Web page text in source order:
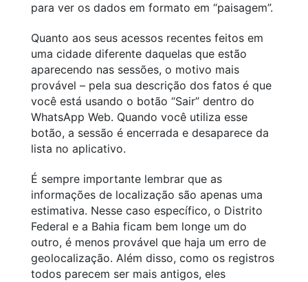
para ver os dados em formato em “paisagem”.
Quanto aos seus acessos recentes feitos em
uma cidade diferente daquelas que estão
aparecendo nas sessões, o motivo mais
provável – pela sua descrição dos fatos é que
você está usando o botão “Sair” dentro do
WhatsApp Web. Quando você utiliza esse
botão, a sessão é encerrada e desaparece da
lista no aplicativo.
É sempre importante lembrar que as
informações de localização são apenas uma
estimativa. Nesse caso específico, o Distrito
Federal e a Bahia ficam bem longe um do
outro, é menos provável que haja um erro de
geolocalização. Além disso, como os registros
todos parecem ser mais antigos, eles